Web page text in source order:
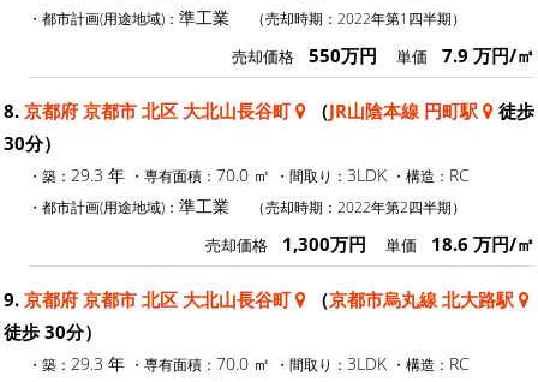
・都市計画(用途地域)： 準工業 （売却時期：2022年第1四半期）
売却価格 550万円 単価 7.9 万円/㎡
8. 京都府 京都市 北区 大北山長谷町 （JR山陰本線 円町駅
徒歩
30分）
・築： 29.3 年 ・専有面積： 70.0 ㎡ ・間取り： 3LDK ・構造： RC
・都市計画(用途地域)： 準工業 （売却時期：2022年第2四半期）
売却価格 1,300万円 単価 18.6 万円/㎡
9. 京都府 京都市 北区 大北山長谷町 （京都市烏丸線 北大路駅
徒歩 30分）
・築： 29.3 年 ・専有面積： 70.0 ㎡ ・間取り： 3LDK ・構造： RC